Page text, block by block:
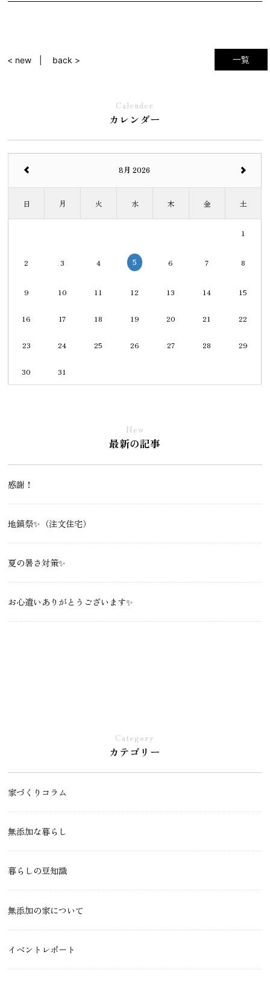
一覧
< new back >
Calender
カレンダー
8月 2026
日 月 火 水 木 金 土
1
2 3 4 5 6 7 8
9 10 11 12 13 14 15
16 17 18 19 20 21 22
23 24 25 26 27 28 29
30 31
New
最新の記事
感謝！
地鎮祭✨（注文住宅）
夏の暑さ対策✨
お心遣いありがとうございます✨
Category
カテゴリー
家づくりコラム
無添加な暮らし
暮らしの豆知識
無添加の家について
イベントレポート